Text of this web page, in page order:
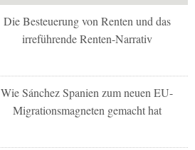
Die Besteuerung von Renten und das
irreführende Renten-Narrativ
Wie Sánchez Spanien zum neuen EU-
Migrationsmagneten gemacht hat